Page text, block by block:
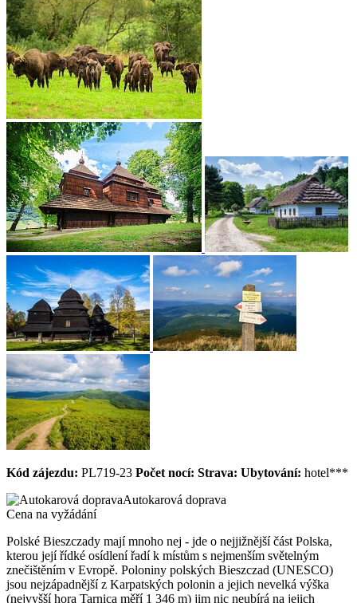
Kód zájezdu: PL719-23 Počet nocí: Strava: Ubytování: hotel***
Autokarová doprava
Cena na vyžádání
Polské Bieszczady mají mnoho nej - jde o nejjižnější část Polska,
kterou její řídké osídlení řadí k místům s nejmenším světelným
znečištěním v Evropě. Poloniny polských Bieszczad (UNESCO)
jsou nejzápadnější z Karpatských polonin a jejich nevelká výška
(nejvyšší hora Tarnica měří 1 346 m) jim nic neubírá na jejich